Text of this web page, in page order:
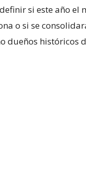
si este año el
o si se
dueños históricos